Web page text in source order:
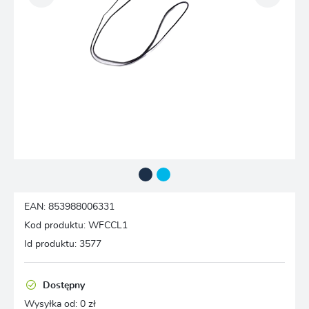
EAN: 853988006331
Kod produktu: WFCCL1
Id produktu: 3577
Dostępny
Wysyłka od: 0 zł